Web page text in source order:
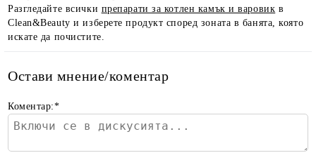
Разгледайте всички препарати за котлен камък и варовик в
Clean&Beauty и изберете продукт според зоната в банята, която
искате да почистите.
Остави мнение/коментар
Коментар:*